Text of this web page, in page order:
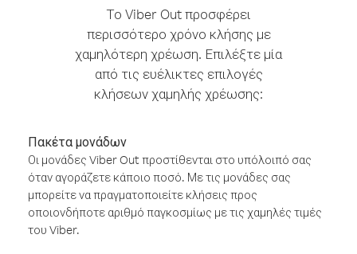
Το Viber Out προσφέρει
περισσότερο χρόνο κλήσης με
χαμηλότερη χρέωση. Επιλέξτε μία
από τις ευέλικτες επιλογές
κλήσεων χαμηλής χρέωσης:
Πακέτα μονάδων
Οι μονάδες Viber Out προστίθενται στο υπόλοιπό σας
όταν αγοράζετε κάποιο ποσό. Με τις μονάδες σας
μπορείτε να πραγματοποιείτε κλήσεις προς
οποιονδήποτε αριθμό παγκοσμίως με τις χαμηλές τιμές
του Viber.